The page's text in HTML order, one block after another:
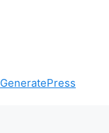
GeneratePress